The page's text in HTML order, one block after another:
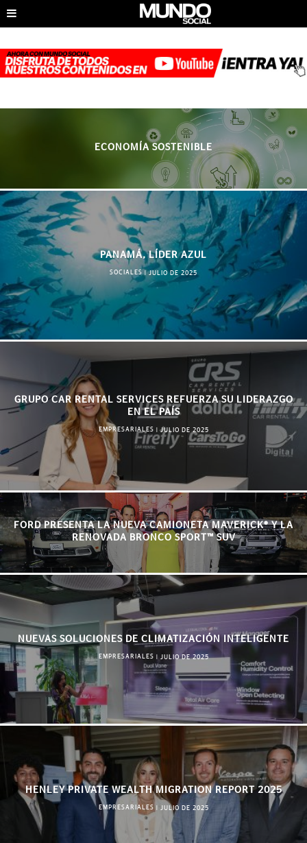
ECONOMÍA SOSTENIBLE
PANAMÁ, LÍDER AZUL
SOCIALES |JULIO DE 2025
GRUPO CAR RENTAL SERVICES REFUERZA SU LIDERAZGO
EN EL PAÍS
EMPRESARIALES |JULIO DE 2025
FORD PRESENTA LA NUEVA CAMIONETA MAVERICK® Y LA
RENOVADA BRONCO SPORT™ SUV
NUEVAS SOLUCIONES DE CLIMATIZACIÓN INTELIGENTE
EMPRESARIALES JULIO DE 2025
HENLEY PRIVATE WEALTH MIGRATION REPORT 2025
EMPRESARIALES JULIO DE 2025